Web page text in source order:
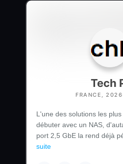
Tech
FRANCE,
L'une des solutions les
débuter avec un NAS,
port 2,5 GbE la rend déjà
suite